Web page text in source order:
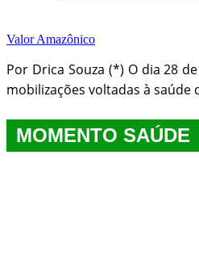
Valor Amazônico
Por Drica Souza (*) O dia 28
mobilizações voltadas à
MOMENTO SAÚDE